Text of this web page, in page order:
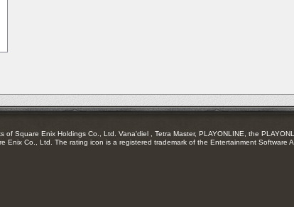
Square Enix Holdings Co., Ltd. Vana'diel , Tetra Master, PLAYONLINE, the
Co., Ltd. The rating icon is a registered trademark of the Entertainment Software